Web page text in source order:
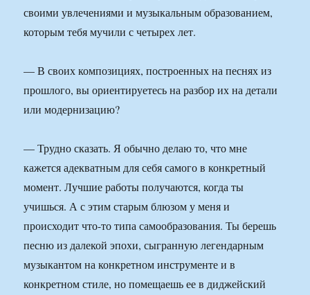
своими увлечениями и музыкальным образованием,
которым тебя мучили с четырех лет.
— В своих композициях, построенных на песнях из
прошлого, вы ориентируетесь на разбор их на детали
или модернизацию?
— Трудно сказать. Я обычно делаю то, что мне
кажется адекватным для себя самого в конкретный
момент. Лучшие работы получаются, когда ты
учишься. А с этим старым блюзом у меня и
происходит что-то типа самообразования. Ты берешь
песню из далекой эпохи, сыгранную легендарным
музыкантом на конкретном инструменте и в
конкретном стиле, но помещаешь ее в диджейский